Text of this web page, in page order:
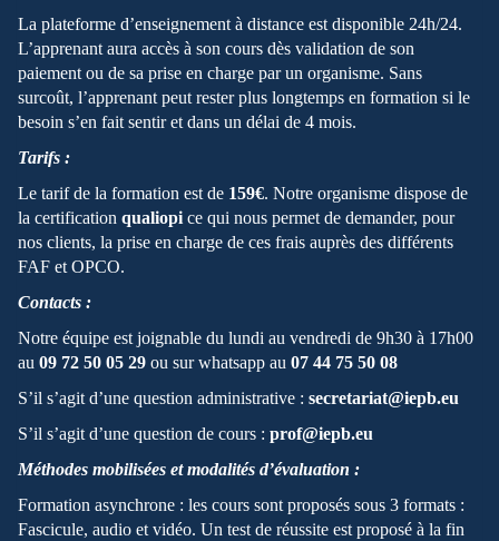
La plateforme d’enseignement à distance est disponible 24h/24.
L’apprenant aura accès à son cours dès validation de son
paiement ou de sa prise en charge par un organisme. Sans
surcoût, l’apprenant peut rester plus longtemps en formation si le
besoin s’en fait sentir et dans un délai de 4 mois.
Tarifs :
Le tarif de la formation est de 159€. Notre organisme dispose de
la certification qualiopi ce qui nous permet de demander, pour
nos clients, la prise en charge de ces frais auprès des différents
FAF et OPCO.
Contacts :
Notre équipe est joignable du lundi au vendredi de 9h30 à 17h00
au 09 72 50 05 29 ou sur whatsapp au 07 44 75 50 08
S’il s’agit d’une question administrative : secretariat@iepb.eu
S’il s’agit d’une question de cours : prof@iepb.eu
Méthodes mobilisées et modalités d’évaluation :
Formation asynchrone : les cours sont proposés sous 3 formats :
Fascicule, audio et vidéo. Un test de réussite est proposé à la fin